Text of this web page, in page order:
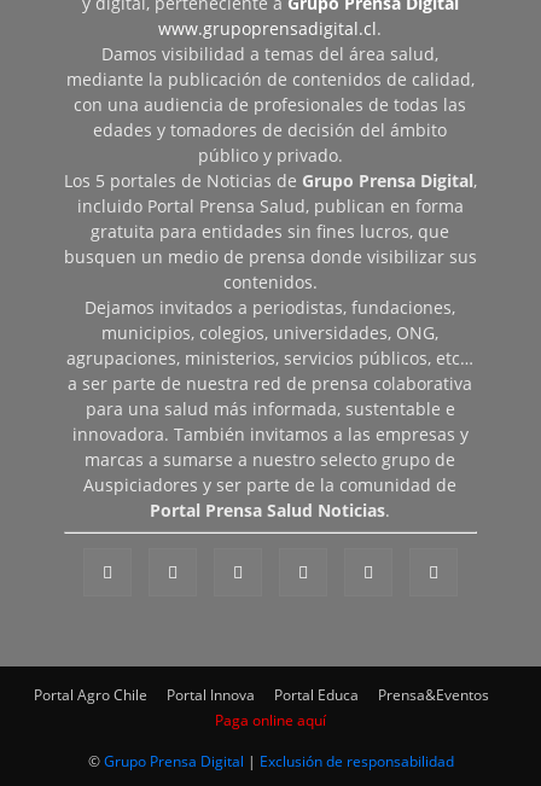
www.grupoprensadigital.cl.
Damos visibilidad a temas del área salud,
mediante la publicación de contenidos de calidad,
con una audiencia de profesionales de todas las
edades y tomadores de decisión del ámbito
público y privado.
Los 5 portales de Noticias de Grupo Prensa Digital,
incluido Portal Prensa Salud, publican en forma
gratuita para entidades sin fines lucros, que
busquen un medio de prensa donde visibilizar sus
contenidos.
Dejamos invitados a periodistas, fundaciones,
municipios, colegios, universidades, ONG,
agrupaciones, ministerios, servicios públicos, etc…
a ser parte de nuestra red de prensa colaborativa
para una salud más informada, sustentable e
innovadora. También invitamos a las empresas y
marcas a sumarse a nuestro selecto grupo de
Auspiciadores y ser parte de la comunidad de
Portal Prensa Salud Noticias.
Portal Agro Chile Portal Innova Portal Educa
Prensa&Eventos
Paga online aquí
©Grupo Prensa Digital | Exclusión de responsabilidad